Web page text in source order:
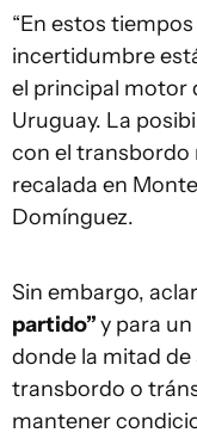
“En estos
incertidumbre
el principal motor
Uruguay. La
con el transbordo
recalada en
Domínguez.
Sin embargo,
partido”y para
donde la mitad
transbordo o
mantener